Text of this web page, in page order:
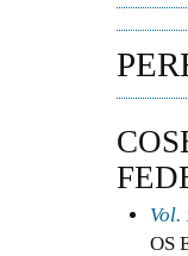
Vol.
OS